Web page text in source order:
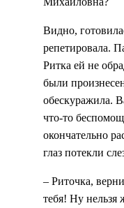
Видно,
репетировала.
Ритка ей не
были
обескуражила.
что-то
окончательно
глаз потекли
– Риточка,
тебя! Ну нельзя